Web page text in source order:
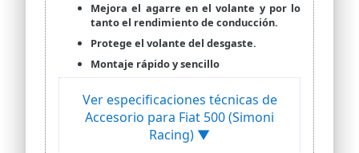
Mejora el agarre en el volante y por lo
tanto el rendimiento de conducción.
Protege el volante del desgaste.
Montaje rápido y sencillo
Ver especificaciones técnicas de
Accesorio para Fiat 500 (Simoni
Racing) ▼